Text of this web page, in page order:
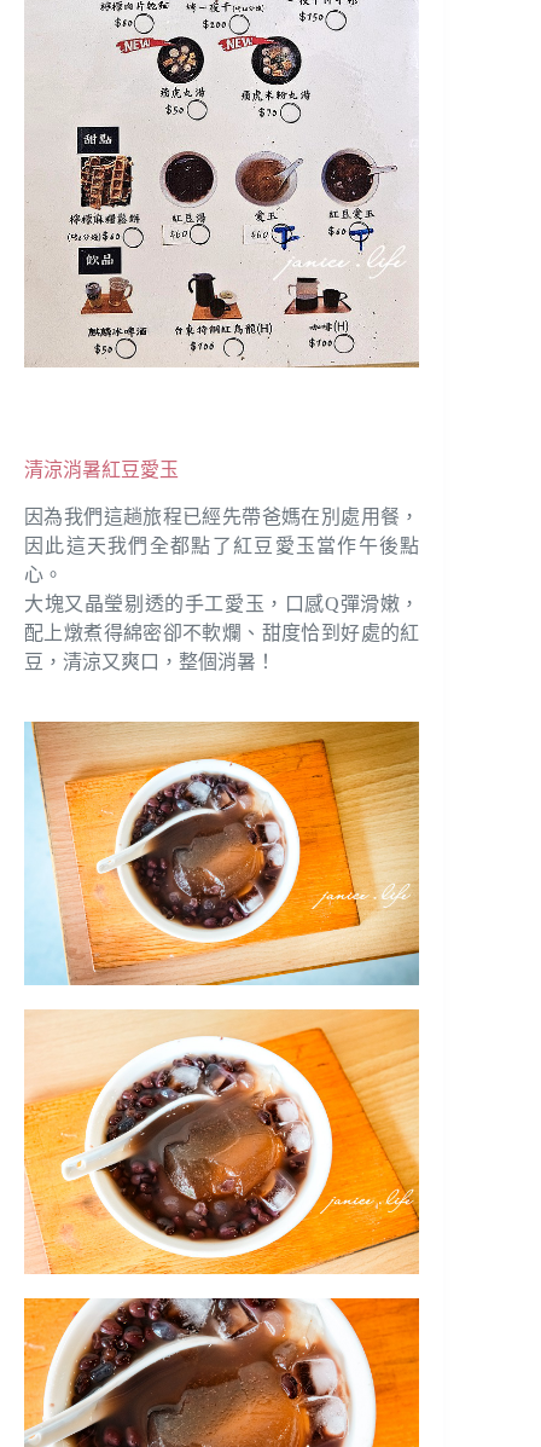
清涼消暑紅豆愛玉
因為我們這趟旅程已經先帶爸媽在別處用餐，
因此這天我們全都點了紅豆愛玉當作午後點
心。
大塊又晶瑩剔透的手工愛玉，口感Q彈滑嫩，
配上燉煮得綿密卻不軟爛、甜度恰到好處的紅
豆，清涼又爽口，整個消暑！